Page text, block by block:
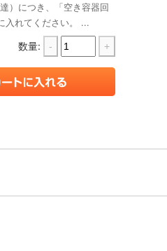
）につき、「空き容器回
入れてください。 ...
数量: - +